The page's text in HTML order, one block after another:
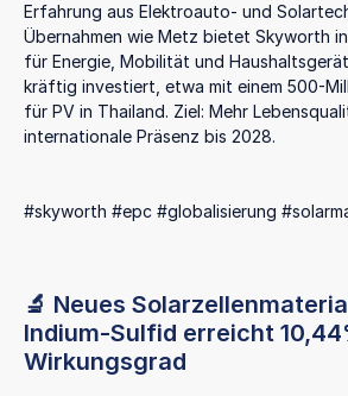
Erfahrung aus Elektroauto- und
Übernahmen wie Metz bietet Skyworth
für Energie, Mobilität und
kräftig investiert, etwa mit einem 500-
für PV in Thailand. Ziel: Mehr
internationale Präsenz bis 2028.
#skyworth #epc #globalisierung
🔬 Neues
Indium-Sulfid erreicht
Wirkungsgrad